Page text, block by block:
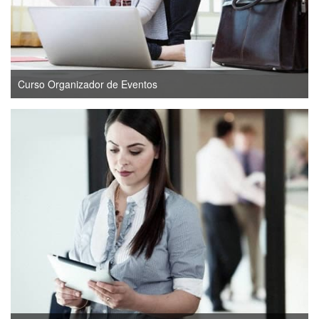
Curso Organizador de Eventos